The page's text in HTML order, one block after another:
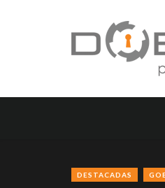
DESTACADAS